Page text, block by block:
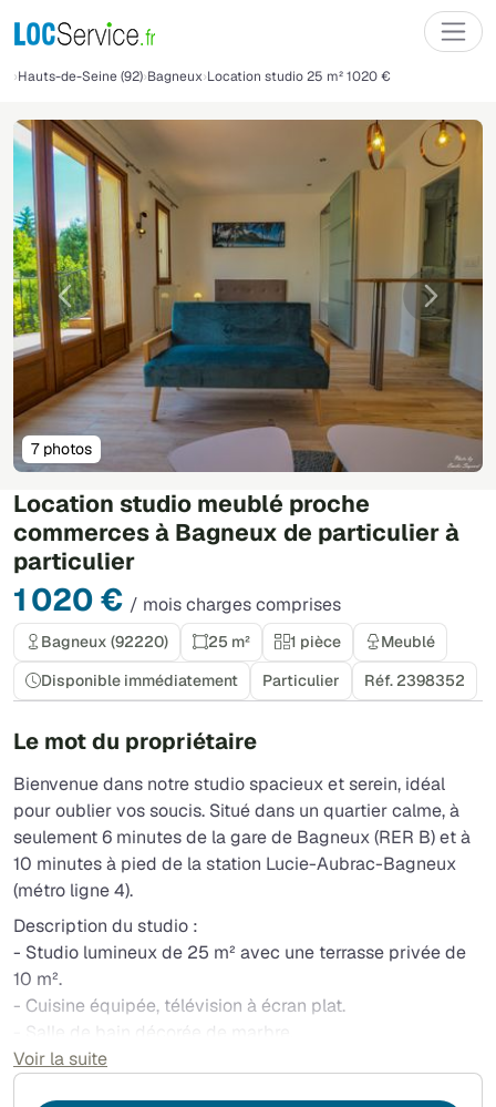
Hauts-de-Seine (92) Bagneux Location studio 25 m² 1020 €
Location studio meublé proche
commerces à Bagneux de particulier à
particulier
1 020 € / mois charges comprises
Précédente
7 photos
Bagneux (92220) 25 m² 1 pièce
Meublé
Disponible immédiatement
Particulier Réf. 2398352
Le mot du propriétaire
Bienvenue dans notre studio spacieux et serein, idéal
pour oublier vos soucis. Situé dans un quartier calme, à
seulement 6 minutes de la gare de Bagneux (RER B) et à
10 minutes à pied de la station Lucie-Aubrac-Bagneux
(métro ligne 4).
Description du studio :
- Studio lumineux de 25 m² avec une terrasse privée de
10 m².
- Cuisine équipée, télévision à écran plat.
- Salle de bain décorée de marbre.
- Confortable lit double.
Voir la suite